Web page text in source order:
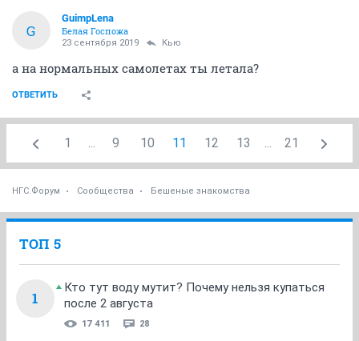
G
GuimpLena
Белая Госпожа
23 сентября 2019 Кью
а на нормальных самолетах ты летала?
ОТВЕТИТЬ
1 ... 9 10 11 12 13 ... 21
НГС.Форум Сообщества Бешеные знакомства
ТОП 5
1
Кто тут воду мутит? Почему нельзя купаться
после 2 августа
17 411 28